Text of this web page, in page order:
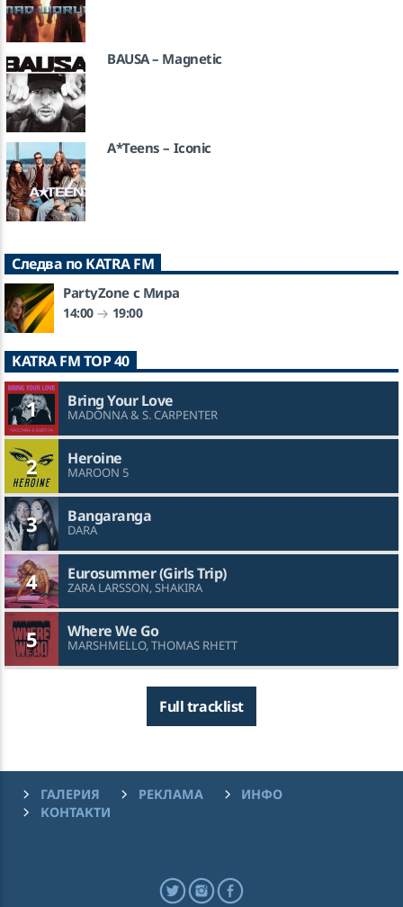
BAUSA – Magnetic
A*Teens – Iconic
Следва по KATRA FM
PartyZone с Мира
14:00 19:00
KATRA FM TOP 40
1 Bring Your Love
MADONNA & S. CARPENTER
2 Heroine
MAROON 5
3 Bangaranga
DARA
4 Eurosummer (Girls Trip)
ZARA LARSSON, SHAKIRA
5 Where We Go
MARSHMELLO, THOMAS RHETT
Full tracklist
ГАЛЕРИЯ РЕКЛАМА
ИНФО
КОНТАКТИ